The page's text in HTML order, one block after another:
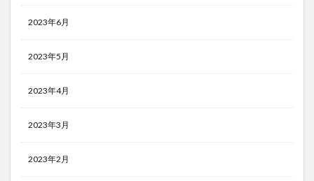
2023年6月
2023年5月
2023年4月
2023年3月
2023年2月